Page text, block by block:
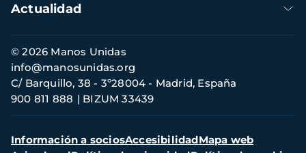
Actualidad
Información
de
contacto
© 2026 Manos Unidas
C/ Barquillo, 38 - 3º28004 - Madrid, España
900 811 888
BIZUM 33439
info@manosunidas.org
Menú
Información a sociosAccesibilidadMapa web